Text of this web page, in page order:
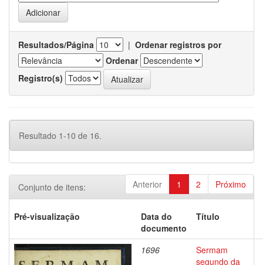
Resultados/Página | Ordenar registros por
Ordenar
Registro(s)
Resultado 1-10 de 16.
Anterior 1 2 Próximo
Conjunto de itens:
Pré-visualização
Data do
documento
Título
1696
Sermam
segundo da